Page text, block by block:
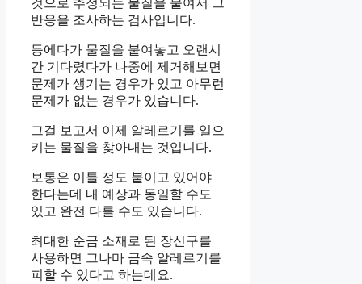
반응을 조사하는 검사입니다.
등에다가 물질을 붙여놓고 오랜시
간 기다렸다가 나중에 제거해보면
문제가 생기는 경우가 있고 아무런
문제가 없는 경우가 있습니다.
그걸 보고서 이제 알레르기를 일으
키는 물질을 찾아내는 것입니다.
보통은 이틀 정도 붙이고 있어야
한다는데 내 예상과 동일할 수도
있고 완전 다를 수도 있습니다.
최대한 순금 소재로 된 장신구를
사용하면 그나마 금속 알레르기를
피할 수 있다고 하는데요.